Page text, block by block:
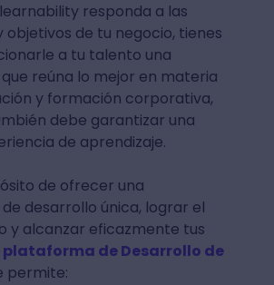
responda a las
objetivos de tu negocio, tienes
a tu talento una
reúna lo mejor en materia
y formación corporativa,
debe garantizar una
de aprendizaje.
de ofrecer una
desarrollo única, lograr el
y alcanzar eficazmente tus
plataforma de Desarrollo de
permite: